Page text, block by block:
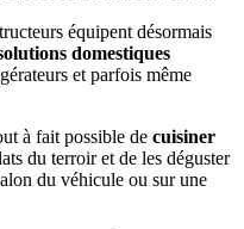
équipent désormais
domestiques
et parfois même
à fait possible de cuisiner
du terroir et de les déguster
du véhicule ou sur une